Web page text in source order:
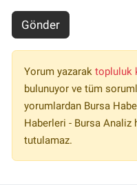
Gönder
Yorum yazarak topluluk
bulunuyor ve tüm
yorumlardan Bursa
Haberleri - Bursa
tutulamaz.